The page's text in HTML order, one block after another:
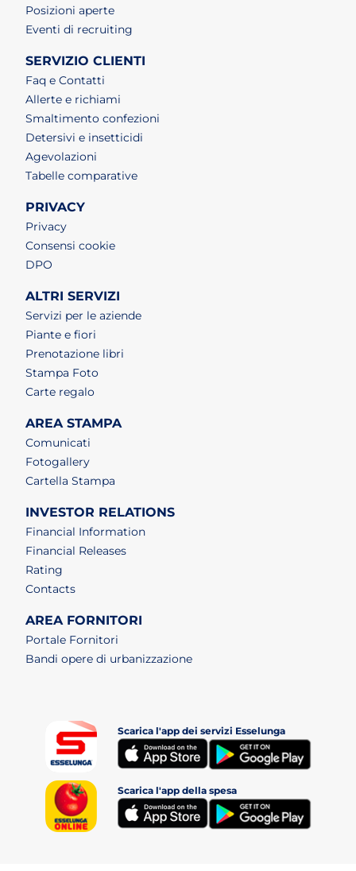
Posizioni aperte(apri in un nuovo tab)
Eventi di recruiting
SERVIZIO CLIENTI
Faq e Contatti
Allerte e richiami
Smaltimento confezioni
Detersivi e insetticidi
Agevolazioni
Tabelle comparative
PRIVACY
Privacy
Consensi cookie
DPO
ALTRI SERVIZI
Servizi per le aziende
Piante e fiori
Prenotazione libri
Stampa Foto
Carte regalo
AREA STAMPA
Comunicati
Fotogallery
Cartella Stampa
INVESTOR RELATIONS
Financial Information
Financial Releases
Rating
Contacts
AREA FORNITORI
Portale Fornitori
Bandi opere di urbanizzazione
Scarica l'app dei servizi Esselunga
(apri in un nuovo tab)
(apri
Scarica l'app della spesa
(apri in un nuovo tab)
(apri